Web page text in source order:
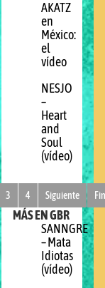
AKATZ
en
México:
el
vídeo
NESJO
–
Heart
and
Soul
(vídeo)
3 4 Siguiente
MÁS EN GBR
SANNGRE
– Mata
Idiotas
(vídeo)